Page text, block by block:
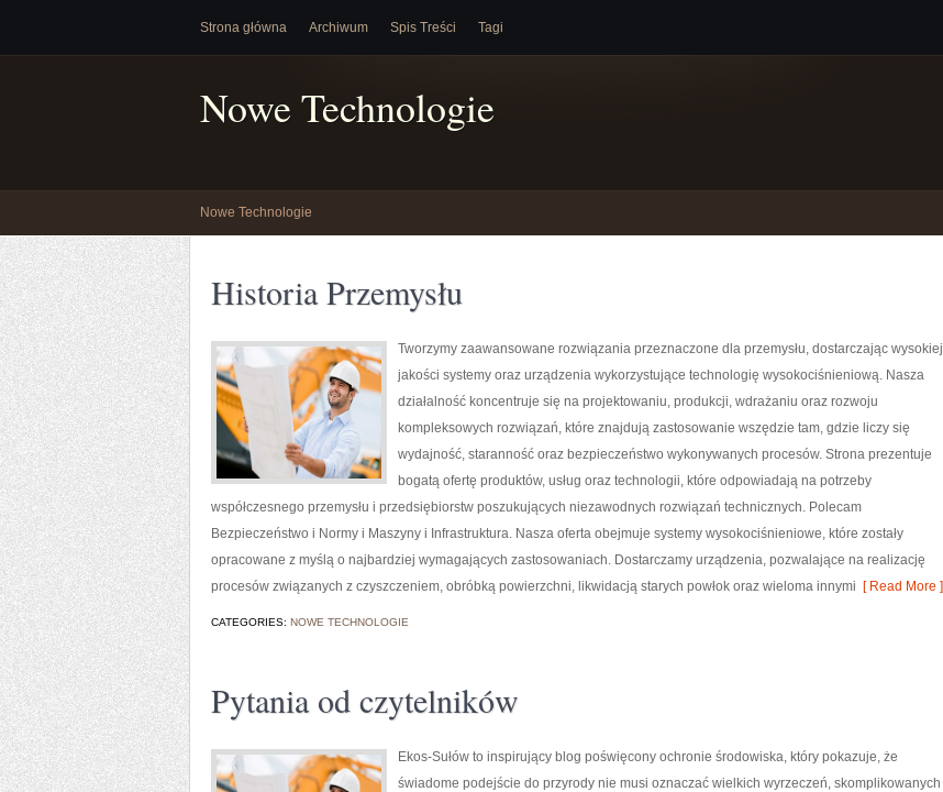
Strona główna Archiwum Spis Treści Tagi
Nowe Technologie
Nowe Technologie
Historia Przemysłu
Tworzymy zaawansowane rozwiązania przeznaczone dla przemysłu, dostarczając wysokiej
jakości systemy oraz urządzenia wykorzystujące technologię wysokociśnieniową. Nasza
działalność koncentruje się na projektowaniu, produkcji, wdrażaniu oraz rozwoju
kompleksowych rozwiązań, które znajdują zastosowanie wszędzie tam, gdzie liczy się
wydajność, staranność oraz bezpieczeństwo wykonywanych procesów. Strona prezentuje
bogatą ofertę produktów, usług oraz technologii, które odpowiadają na potrzeby
współczesnego przemysłu i przedsiębiorstw poszukujących niezawodnych rozwiązań technicznych. Polecam
Bezpieczeństwo i Normy i Maszyny i Infrastruktura. Nasza oferta obejmuje systemy wysokociśnieniowe, które zostały
opracowane z myślą o najbardziej wymagających zastosowaniach. Dostarczamy urządzenia, pozwalające na realizację
procesów związanych z czyszczeniem, obróbką powierzchni, likwidacją starych powłok oraz wieloma innymi [ Read More ]
CATEGORIES: NOWE TECHNOLOGIE
Pytania od czytelników
Ekos-Sułów to inspirujący blog poświęcony ochronie środowiska, który pokazuje, że
świadome podejście do przyrody nie musi oznaczać wielkich wyrzeczeń, skomplikowanych